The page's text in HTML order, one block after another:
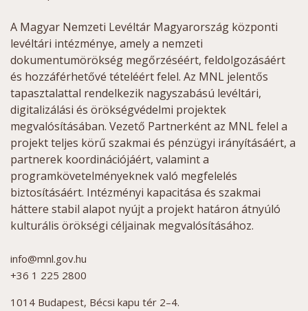
A Magyar Nemzeti Levéltár Magyarország központi
levéltári intézménye, amely a nemzeti
dokumentumörökség megőrzéséért, feldolgozásáért
és hozzáférhetővé tételéért felel. Az MNL jelentős
tapasztalattal rendelkezik nagyszabású levéltári,
digitalizálási és örökségvédelmi projektek
megvalósításában. Vezető Partnerként az MNL felel a
projekt teljes körű szakmai és pénzügyi irányításáért, a
partnerek koordinációjáért, valamint a
programkövetelményeknek való megfelelés
biztosításáért. Intézményi kapacitása és szakmai
háttere stabil alapot nyújt a projekt határon átnyúló
kulturális örökségi céljainak megvalósításához.
info@mnl.gov.hu
+36 1 225 2800
1014 Budapest, Bécsi kapu tér 2–4.